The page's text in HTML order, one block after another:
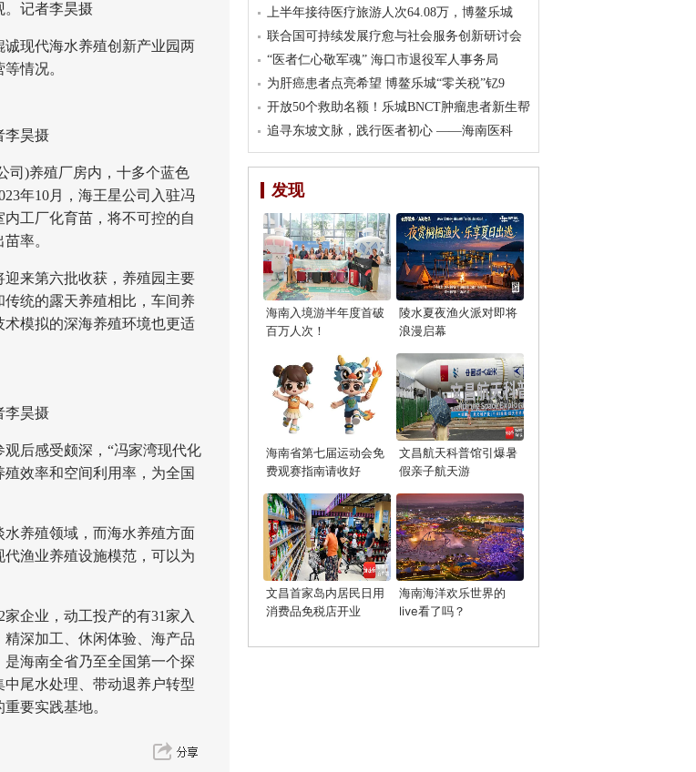
。记者李昊摄
现代海水养殖创新产业园两
情况。
昊摄
)养殖厂房内，十多个蓝色
年10月，海王星公司入驻冯
工厂化育苗，将不可控的自
率。
来第六批收获，养殖园主要
统的露天养殖相比，车间养
模拟的深海养殖环境也更适
昊摄
后感受颇深，“冯家湾现代化
效率和空间利用率，为全国
养殖领域，而海水养殖方面
渔业养殖设施模范，可以为
企业，动工投产的有31家入
深加工、休闲体验、海产品
海南全省乃至全国第一个探
尾水处理、带动退养户转型
要实践基地。
上半年接待医疗旅游人次64.08万，博鳌乐城
联合国可持续发展疗愈与社会服务创新研讨会
“医者仁心敬军魂” 海口市退役军人事务局
为肝癌患者点亮希望 博鳌乐城“零关税”钇9
开放50个救助名额！乐城BNCT肿瘤患者新生帮
追寻东坡文脉，践行医者初心 ——海南医科
发现
海南入境游半年度首破
百万人次！
陵水夏夜渔火派对即将
浪漫启幕
海南省第七届运动会免
费观赛指南请收好
文昌航天科普馆引爆暑
假亲子航天游
文昌首家岛内居民日用
消费品免税店开业
海南海洋欢乐世界的
live看了吗？